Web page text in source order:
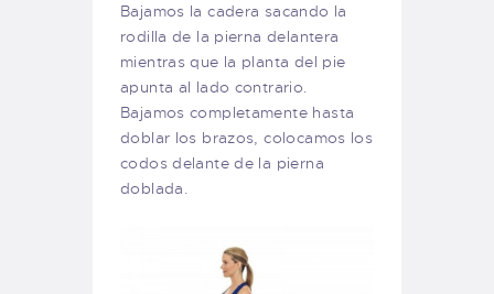
Bajamos la cadera sacando la
rodilla de la pierna delantera
mientras que la planta del pie
apunta al lado contrario.
Bajamos completamente hasta
doblar los brazos, colocamos los
codos delante de la pierna
doblada.